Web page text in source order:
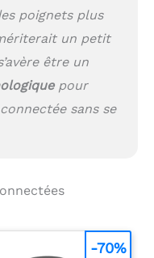
poignets plus
un petit
être un
pour
sans se
-70%